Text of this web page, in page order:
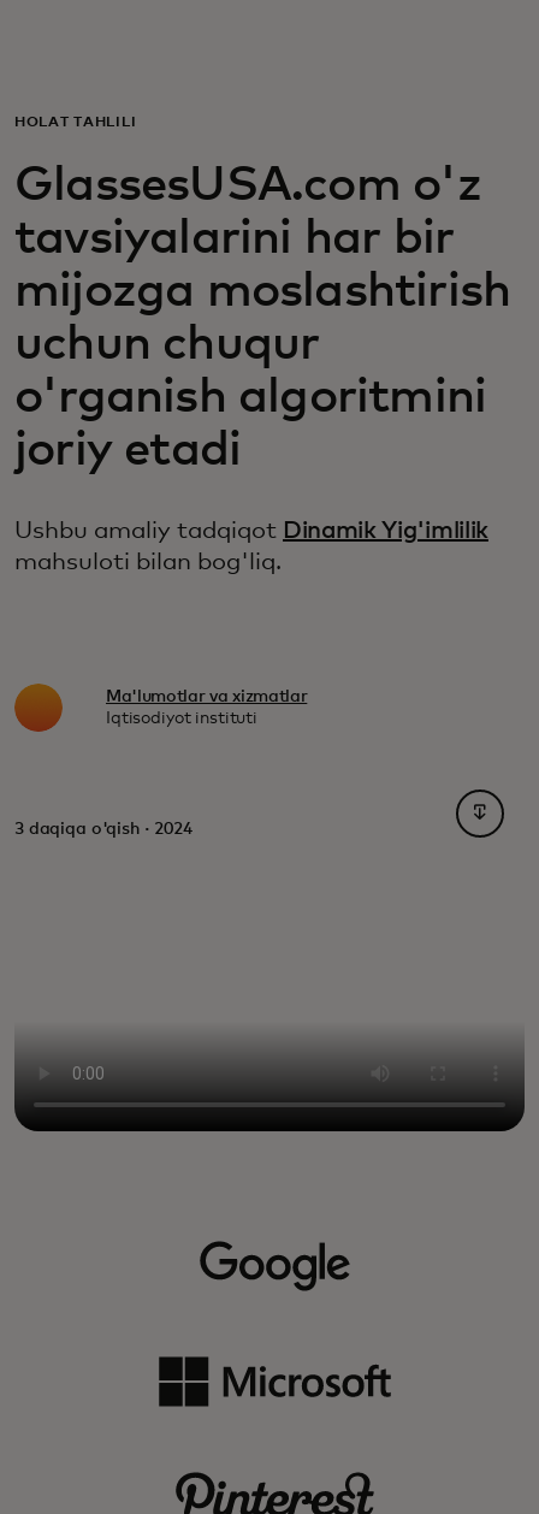
Biznes uchun
Butun dunyo uchun
Innovatorlar uchun
Yangiliklar va trendlar
HOLAT TAHLILI
GlassesUSA.com o'z
tavsiyalarini har bir
mijozga moslashtirish
uchun chuqur
o'rganish algoritmini
joriy etadi
Ushbu amaliy tadqiqot Dinamik Yig'imlilik
mahsuloti bilan bog'liq.
Ma'lumotlar va xizmatlar
Iqtisodiyot instituti
3 daqiqa o'qish · 2024
opens